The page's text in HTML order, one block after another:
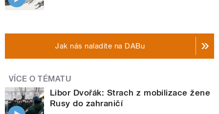
Jak nás naladíte na DABu
VÍCE O TÉMATU
Libor Dvořák: Strach z mobilizace žene
Rusy do zahraničí